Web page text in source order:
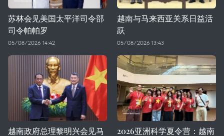
苏林会见美国太平洋司令部
司令帕帕罗
05/08/2026 14:42
越南与马来西亚关系日益活
跃
05/08/2026 13:43
越南政府总理黎明兴会见马 2026亚洲科学夏令营：越南